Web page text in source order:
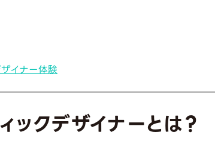
イナー体験
ックデザイナーとは？